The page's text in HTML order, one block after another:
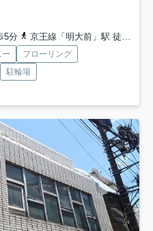
5分
京王線「明大前」駅 徒歩10分
ー
フローリング
駐輪場